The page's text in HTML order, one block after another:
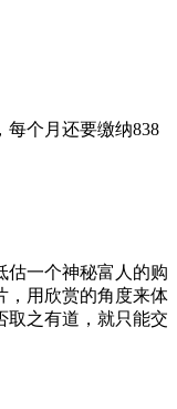
个月还要缴纳838
一个神秘富人的购
，用欣赏的角度来体
取之有道，就只能交